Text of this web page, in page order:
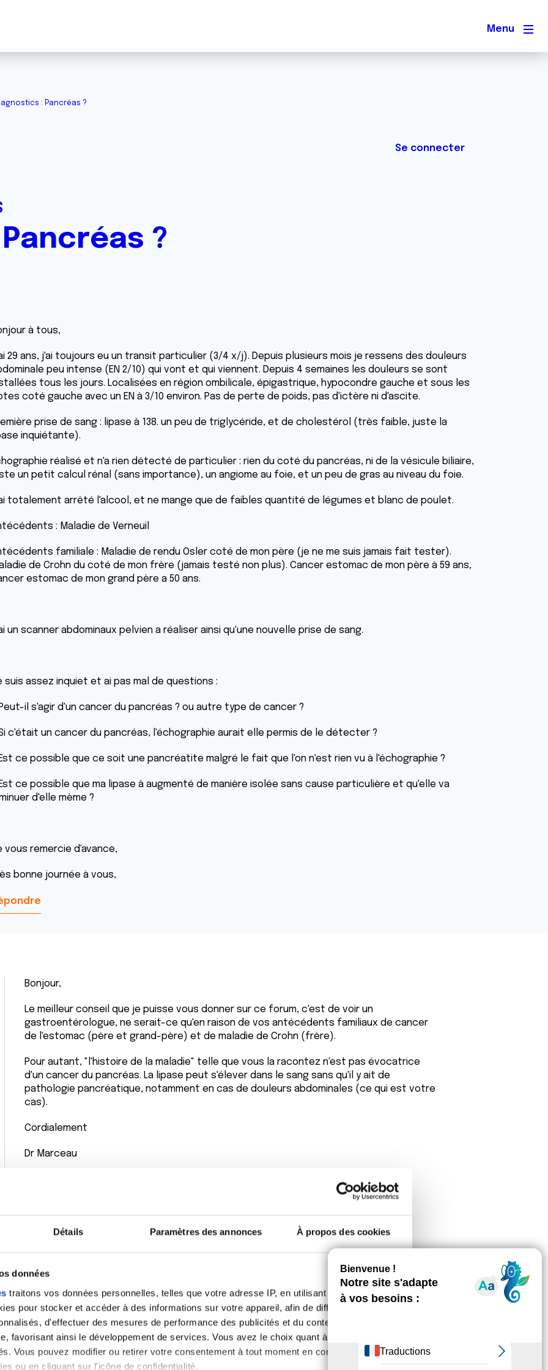
Détails Paramètres des annonces À propos des cookies
données
traitons vos données personnelles, telles que votre adresse IP, en utilisant des
pour stocker et accéder à des informations sur votre appareil, afin de diffuser des
d'effectuer des mesures de performance des publicités et du contenu, ainsi que de
favorisant ainsi le développement de services. Vous avez le choix quant à l'utilisation de
Vous pouvez modifier ou retirer votre consentement à tout moment en consultant la
ou en cliquant sur l'icône de confidentialité.
Menu
: Pancréas ?
Se connecter
?
à tous,
29 ans, j'ai toujours eu un transit particulier (3/4 x/j). Depuis plusieurs mois je ressens des douleurs
peu intense (EN 2/10) qui vont et qui viennent. Depuis 4 semaines les douleurs se sont
tous les jours. Localisées en région ombilicale, épigastrique, hypocondre gauche et sous les
coté gauche avec un EN à 3/10 environ. Pas de perte de poids, pas d'ictère ni d'ascite.
prise de sang : lipase à 138. un peu de triglycéride, et de cholestérol (très faible, juste la
inquiétante).
réalisé et n'a rien détecté de particulier : rien du coté du pancréas, ni de la vésicule biliaire,
un petit calcul rénal (sans importance), un angiome au foie, et un peu de gras au niveau du foie.
totalement arrêté l'alcool, et ne mange que de faibles quantité de légumes et blanc de poulet.
: Maladie de Verneuil
familiale : Maladie de rendu Osler coté de mon père (je ne me suis jamais fait tester).
de Crohn du coté de mon frère (jamais testé non plus). Cancer estomac de mon père à 59 ans,
estomac de mon grand père a 50 ans.
un scanner abdominaux pelvien a réaliser ainsi qu'une nouvelle prise de sang.
suis assez inquiet et ai pas mal de questions :
il s'agir d'un cancer du pancréas ? ou autre type de cancer ?
c'était un cancer du pancréas, l'échographie aurait elle permis de le détecter ?
ce possible que ce soit une pancréatite malgré le fait que l'on n'est rien vu à l'échographie ?
ce possible que ma lipase à augmenté de manière isolée sans cause particulière et qu'elle va
d'elle mème ?
vous remercie d'avance,
bonne journée à vous,
Bonjour,
Le meilleur conseil que je puisse vous donner sur ce forum, c'est de voir un
gastroentérologue, ne serait-ce qu'en raison de vos antécédents familiaux de cancer
de l'estomac (père et grand-père) et de maladie de Crohn (frère).
Pour autant, "l'histoire de la maladie" telle que vous la racontez n'est pas évocatrice
d'un cancer du pancréas. La lipase peut s'élever dans le sang sans qu'il y ait de
pathologie pancréatique, notamment en cas de douleurs abdominales (ce qui est votre
cas).
Cordialement
Dr Marceau
Passez une bonne journée,
Citer